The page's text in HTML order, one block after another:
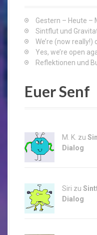
Gestern – Heute –
Sintflut und
We’re (now
Yes, we’re open
Reflektionen und
Euer Senf
M. K. zu
Dialog
Siri zu
Dialog